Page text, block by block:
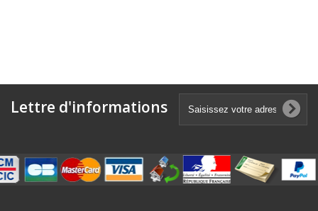
Lettre d'informations